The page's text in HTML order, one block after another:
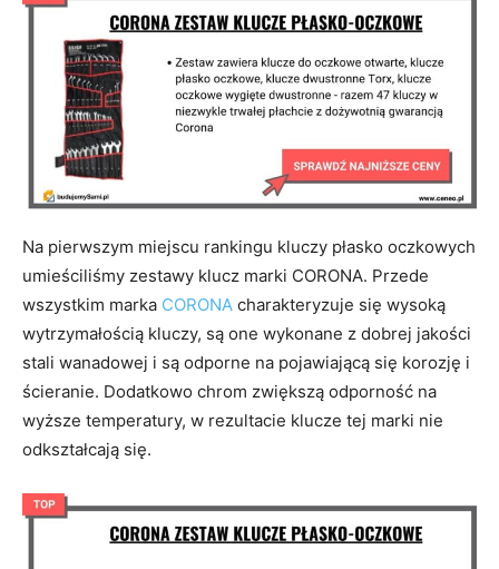
Na pierwszym miejscu rankingu kluczy płasko oczkowych
umieściliśmy zestawy klucz marki CORONA. Przede
wszystkim marka CORONA charakteryzuje się wysoką
wytrzymałością kluczy, są one wykonane z dobrej jakości
stali wanadowej i są odporne na pojawiającą się korozję i
ścieranie. Dodatkowo chrom zwiększą odporność na
wyższe temperatury, w rezultacie klucze tej marki nie
odkształcają się.